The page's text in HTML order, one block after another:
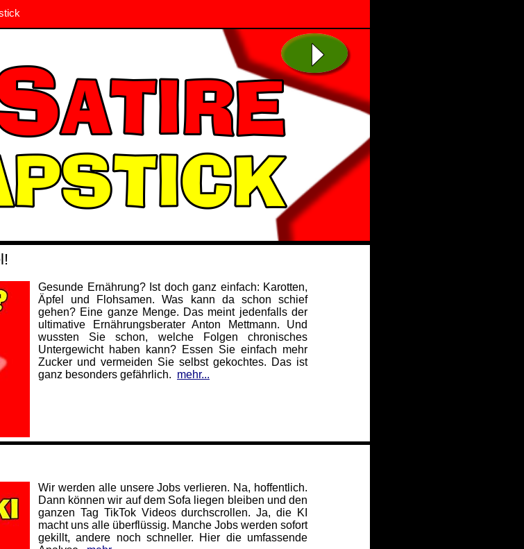
Gesunde Ernährung? Ist doch ganz einfach: Karotten,
Äpfel und Flohsamen. Was kann da schon schief
gehen? Eine ganze Menge. Das meint jedenfalls der
ultimative Ernährungsberater Anton Mettmann. Und
wussten Sie schon, welche Folgen chronisches
Untergewicht haben kann? Essen Sie einfach mehr
Zucker und vermeiden Sie selbst gekochtes. Das ist
ganz besonders gefährlich. mehr...
Wir werden alle unsere Jobs verlieren. Na, hoffentlich.
Dann können wir auf dem Sofa liegen bleiben und den
ganzen Tag TikTok Videos durchscrollen. Ja, die KI
macht uns alle überflüssig. Manche Jobs werden sofort
gekillt, andere noch schneller. Hier die umfassende